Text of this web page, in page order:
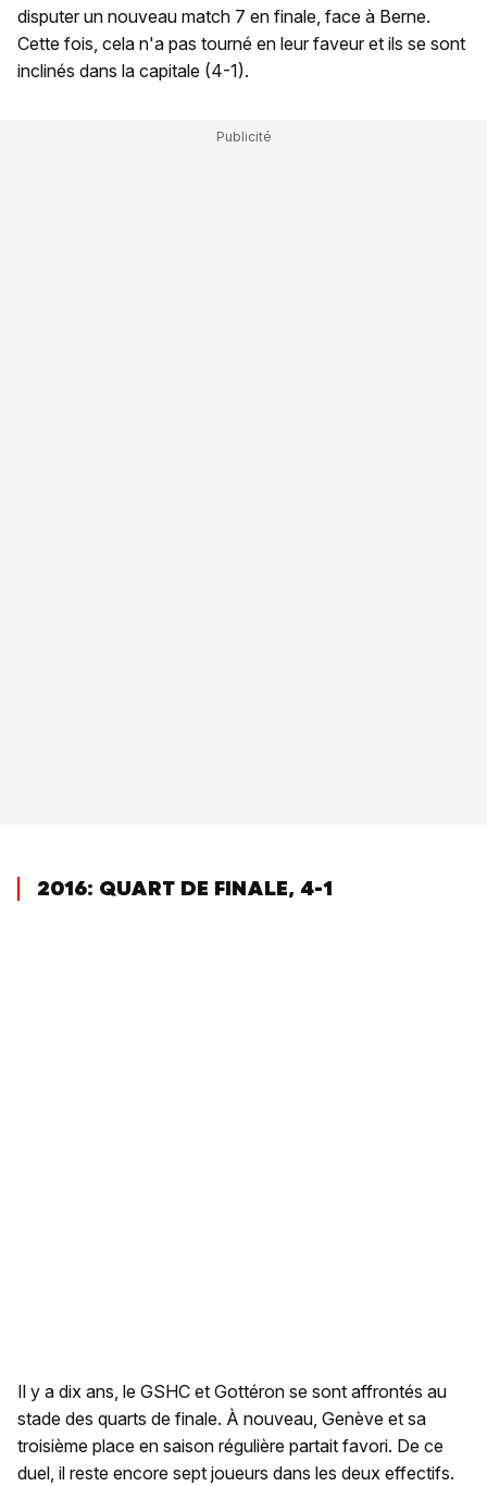
disputer un nouveau match 7 en finale, face à Berne.
Cette fois, cela n'a pas tourné en leur faveur et ils se sont
inclinés dans la capitale (4-1).
2016: QUART DE FINALE, 4-1
Il y a dix ans, le GSHC et Gottéron se sont affrontés au
stade des quarts de finale. À nouveau, Genève et sa
troisième place en saison régulière partait favori. De ce
duel, il reste encore sept joueurs dans les deux effectifs.